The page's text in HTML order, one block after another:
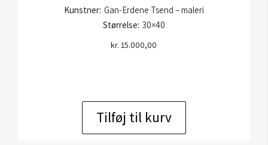
Kunstner: Gan-Erdene Tsend – maleri
Størrelse: 30×40
kr. 15.000,00
Tilføj til kurv